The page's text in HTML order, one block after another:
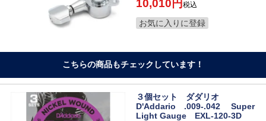
10,010 税込
お気に入りに登録
こちらの商品もチェックしています！
３個セット ダダリオ
D'Addario .009-.042 Super
Light Gauge EXL-120-3D